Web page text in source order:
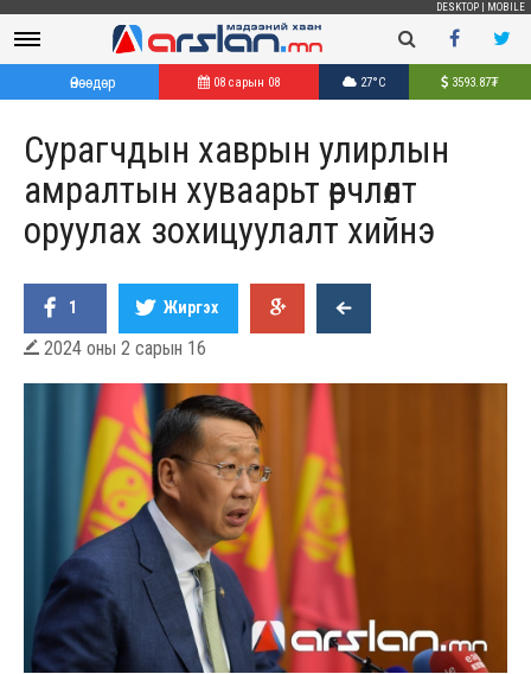
DESKTOP MOBILE
Өнөөдөр 08 сарын 08 27°C 3593.87₮
Сурагчдын хаврын улирлын
амралтын хуваарьт өөрчлөлт
оруулах зохицуулалт хийнэ
1 Жиргэх
 2024 оны 2 сарын 16